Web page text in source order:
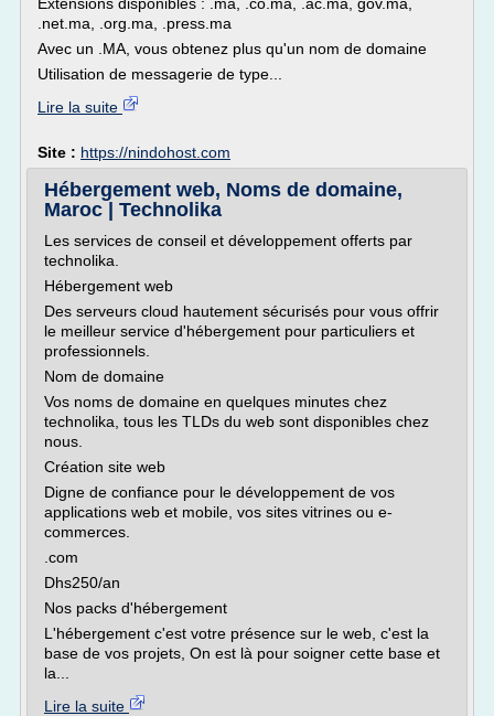
.net.ma, .org.ma, .press.ma
Avec un .MA, vous obtenez plus qu'un nom de domaine
Utilisation de messagerie de type...
Lire la suite
Site : https://nindohost.com
Hébergement web, Noms de domaine,
Maroc | Technolika
Les services de conseil et développement offerts par
technolika.
Hébergement web
Des serveurs cloud hautement sécurisés pour vous offrir
le meilleur service d'hébergement pour particuliers et
professionnels.
Nom de domaine
Vos noms de domaine en quelques minutes chez
technolika, tous les TLDs du web sont disponibles chez
nous.
Création site web
Digne de confiance pour le développement de vos
applications web et mobile, vos sites vitrines ou e-
commerces.
.com
Dhs250/an
Nos packs d'hébergement
L'hébergement c'est votre présence sur le web, c'est la
base de vos projets, On est là pour soigner cette base et
la...
Lire la suite